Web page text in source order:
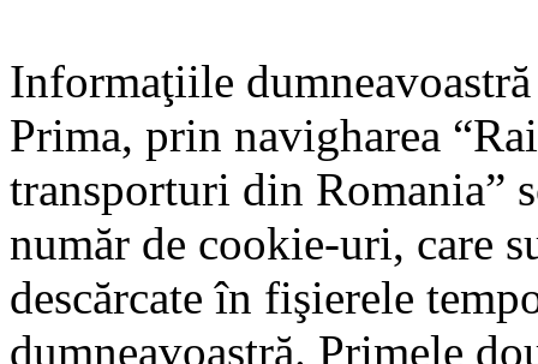
Informaţiile
Prima, prin navigharea
transporturi din Romania”
număr de cookie-uri, care
descărcate în fişierele
dumneavoastră. Primele